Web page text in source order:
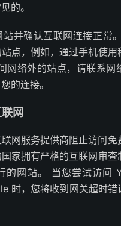
的。
站并确认互联网连接正常
点，例如，通过手机使用
网络外的站点，请联系网
的连接。
网
网服务提供商阻止访问免
家拥有严格的互联网审查
的网站。 当您尝试访问
时，您将收到网关超时错